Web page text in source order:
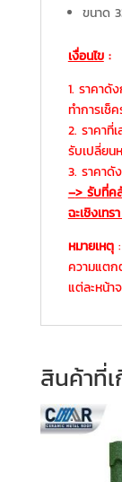
ขนาด
เงื่อนไข:
1. ราคาดั
ทำการเช็
2. ราคาที่
รับเปลี่ยน
3. ราคาดั
–> รับที่ค
ฉะเชิงเทร
หมายเหตุ:
ความแต
แต่ละหน้า
สินค้าที่